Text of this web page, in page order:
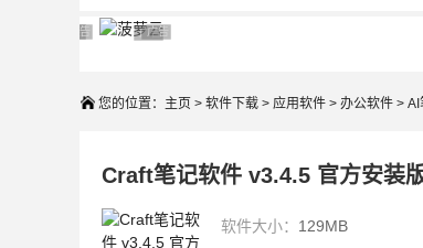
广告 商业广告，理性选择
广告 商业广告，理性选择
广告 商业广告，理性选择广告 商业广告，理性选择
广告 商业广告，理性选择
您的位置： 主页 > 软件下载 > 应用软件 > 办公软件 > AI
Craft笔记软件 v3.4.5 官方安装
软件大小： 129MB